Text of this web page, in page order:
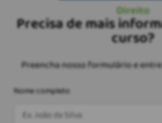
Direito
Precisa de mais
curso?
Preencha nosso formulário e
Nome completo